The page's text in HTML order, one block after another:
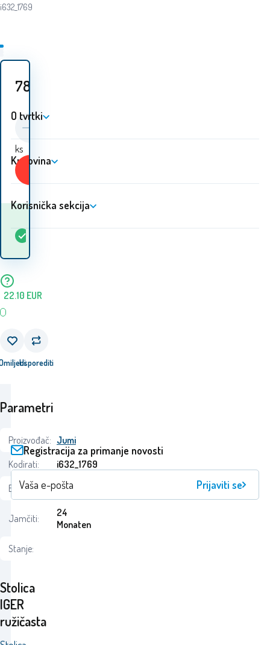
i632_1769
78.70
ks
Kupiti
Na
22.10 EUR
Usporediti
Stolica
IGER
ružičasta
Parametri
Proizvođač: Jumi
Kodirati:
i632_1769
EAN: 5900410923454
Jamčiti:
24
Monaten
Stanje:
O tvrtki
Kupovina
Korisnička sekcija
Registracija za primanje novosti
Prijaviti se